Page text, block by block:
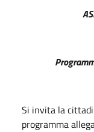
Si invita la
programma